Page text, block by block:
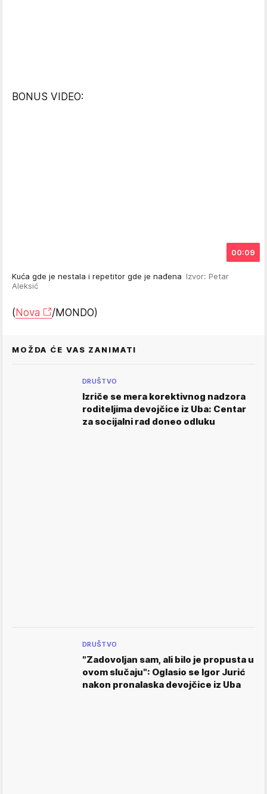
BONUS VIDEO:
00:09
Kuća gde je nestala i repetitor gde je nađena Izvor: Petar
Aleksić
( Nova /MONDO)
MOŽDA ĆE VAS ZANIMATI
DRUŠTVO
Izriče se mera korektivnog nadzora
roditeljima devojčice iz Uba: Centar
za socijalni rad doneo odluku
DRUŠTVO
"Zadovoljan sam, ali bilo je propusta u
ovom slučaju": Oglasio se Igor Jurić
nakon pronalaska devojčice iz Uba